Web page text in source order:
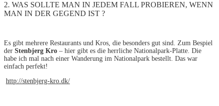
2. WAS SOLLTE MAN IN JEDEM FALL PROBIEREN, WENN
MAN IN DER GEGEND IST ?
Es gibt mehrere Restaurants und Kros, die besonders gut sind. Zum Bespiel
der Stenbjerg Kro – hier gibt es die herrliche Nationalpark-Platte. Die
habe ich mal nach einer Wanderung im Nationalpark bestellt. Das war
einfach perfekt!
http://stenbjerg-kro.dk/